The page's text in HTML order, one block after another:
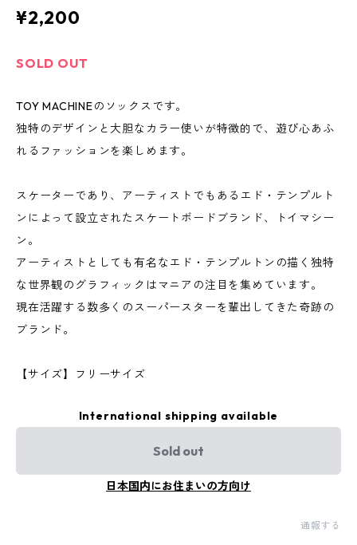
¥2,200
SOLD OUT
TOY MACHINEのソックスです。
独特のデザインと大胆なカラー使いが特徴的で、遊び心あふ
れるファッションを楽しめます。
スケーターであり、アーティストでもあるエド・テンプルト
ンによって設立されたスケートボードブランド、トイマシー
ン。
アーティストとしても有名なエド・テンプルトンの描く独特
な世界観のグラフィックはマニアの注目を集めています。
現在活躍する数多くのスーパースターを輩出してきた奇跡の
ブランド。
【サイズ】フリーサイズ
International shipping available
Sold out
日本国内にお住まいの方向け
通報する